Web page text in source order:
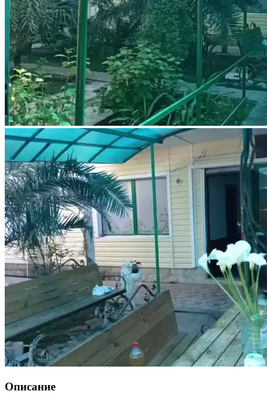
Описание